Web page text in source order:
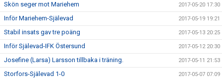
Skön seger mot Mariehem 2017-05-20 17:30
Inför Mariehem-Själevad 2017-05-19 19:21
Stabil insats gav tre poäng 2017-05-13 20:25
Inför Själevad-IFK Östersund 2017-05-12 20:30
Josefine (Larsa) Larsson tillbaka i träning. 2017-05-11 21:53
Storfors-Själevad 1-0 2017-05-07 07:09